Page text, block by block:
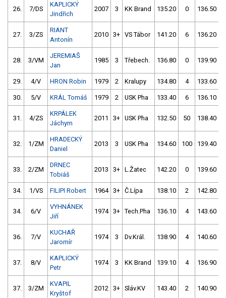
26. 7/DS
KAPLICKÝ
Jindřich
2007 3 KK Brand 135.20 0 136.50
27. 3/ZS
RIANT
Antonín
2010 3+ VS Tábor 141.20 6 136.20
28. 3/VM
JEREMIAŠ
Jan
1985 3 Třebech. 136.80 0 139.90
29. 4/V HRON Robin 1979 2 Kralupy 134.80 4 133.60
30. 5/V KRÁL Tomáš 1979 2 USK Pha 133.40 6 136.10
31. 4/ZS
KRPÁLEK
Jáchym
2011 3+ USK Pha 132.50 50 138.40
32. 1/ZM
HRADECKÝ
Daniel
2013 3 USK Pha 134.60 100 139.40
33. 2/ZM
DRNEC
Tobiáš
2013 3+ L.Žatec 142.20 0 139.60
34. 1/VS FILIPI Robert 1964 3+ Č.Lípa 138.10 2 142.80
34. 6/V
VYHNÁNEK
Jiří
1974 3+ Tech.Pha 136.10 4 143.60
36. 7/V
KUCHAŘ
Jaromír
1974 3 Dv.Král. 138.90 4 140.60
37. 8/V
KAPLICKÝ
Petr
1974 3 KK Brand 139.10 4 136.90
37. 3/ZM
KVAPIL
Kryštof
2012 3+ Sláv.KV 143.40 2 140.90